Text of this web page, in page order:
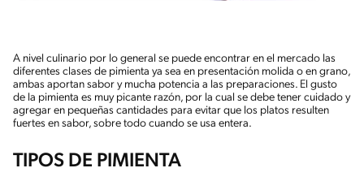
A nivel culinario por lo general se puede encontrar en el mercado las
diferentes clases de pimienta ya sea en presentación molida o en grano,
ambas aportan sabor y mucha potencia a las preparaciones. El gusto
de la pimienta es muy picante razón, por la cual se debe tener cuidado y
agregar en pequeñas cantidades para evitar que los platos resulten
fuertes en sabor, sobre todo cuando se usa entera.
TIPOS DE PIMIENTA